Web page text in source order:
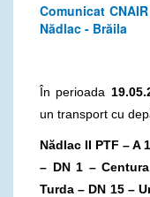
Comunicat
Nădlac - Brăila
În perioada
un transport cu
Nădlac II PTF – A
– DN 1 –
Turda – DN 15 –